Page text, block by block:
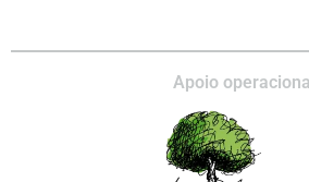
Apoio operacional